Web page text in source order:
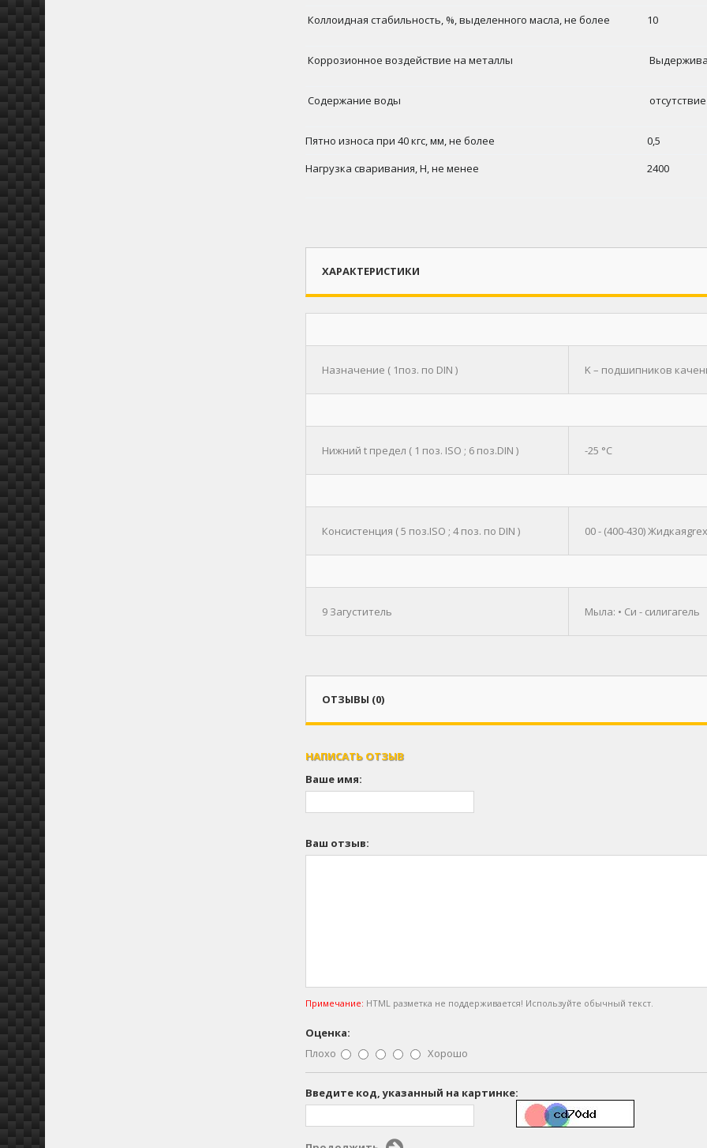
Коллоидная стабильность, %, выделенного масла, не более
10
Коррозионное воздействие на металлы
Содержание воды отсутствие
Пятно износа при 40 кгс, мм, не более
0,5
Нагрузка сваривания, Н, не менее
2400
ХАРАКТЕРИСТИКИ
Назначение ( 1поз. по DIN ) K – подшипников
Нижний t предел ( 1 поз. ISO ; 6 поз.DIN ) -25 °C
Консистенция ( 5 поз.ISO ; 4 поз. по DIN ) 00 - (400-430)
9 Загуститель Мыла: • Си - силигагель
ОТЗЫВЫ (0)
НАПИСАТЬ ОТЗЫВ
Ваше имя:
Ваш отзыв:
Примечание: HTML разметка не поддерживается! Используйте обычный текст.
Оценка:
Плохо
Хорошо
Введите код, указанный на картинке: